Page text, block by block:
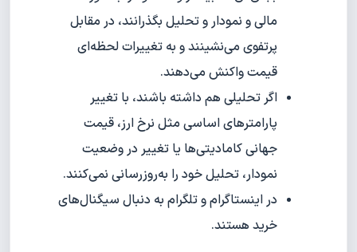
مالی و نمودار و تحلیل بگذرانند، در مقابل
پرتفوی می‌نشینند و به تغییرات لحظه‌ای
قیمت واکنش می‌دهند.
اگر تحلیلی هم داشته باشند، با تغییر
پارامترهای اساسی مثل نرخ ارز، قیمت
جهانی کامادیتی‌ها یا تغییر در وضعیت
نمودار، تحلیل خود را به‌روزرسانی نمی‌کنند.
در اینستاگرام و تلگرام به دنبال سیگنال‌های
خرید هستند.